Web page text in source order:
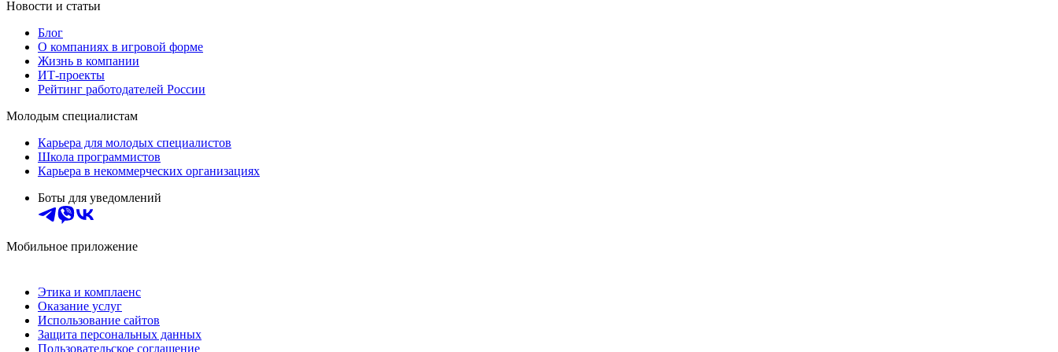
Новости и статьи
Блог
О компаниях в игровой форме
Жизнь в компании
ИТ-проекты
Рейтинг работодателей России
Молодым специалистам
Карьера для молодых специалистов
Школа программистов
Карьера в некоммерческих организациях
Боты для уведомлений
Мобильное приложение
Этика и комплаенс
Оказание услуг
Использование сайтов
Защита персональных данных
Пользовательское соглашение